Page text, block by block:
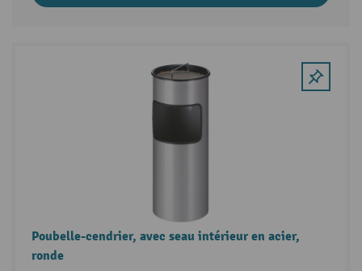
Poubelle-cendrier, avec seau intérieur en acier,
ronde